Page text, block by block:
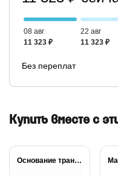
08 авг
11 323 ₽
22 авг
11 323 ₽
Без переплат
Купить вместе с
Основание трансформируемое Aquarius